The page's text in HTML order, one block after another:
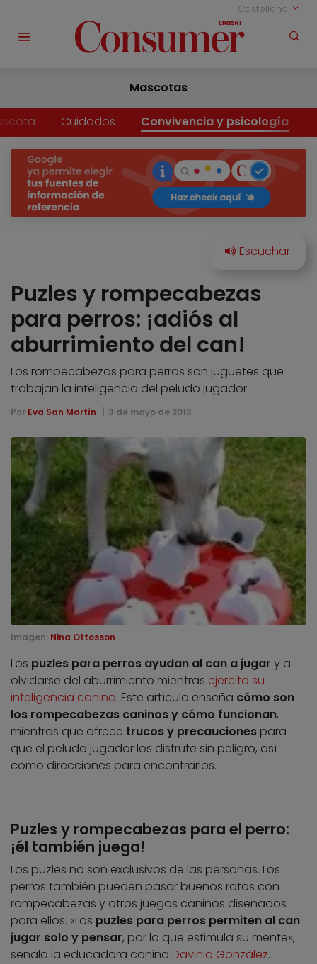
Castellano
Mascotas
Cuidados Convivencia y psicología
Puzles y rompecabezas
para perros: ¡adiós al
aburrimiento del can!
Los rompecabezas para perros son juguetes que
trabajan la inteligencia del peludo jugador
Por Eva San Martín 3 de mayo de 2013
Imagen: Nina Ottosson
Los puzles para perros ayudan al can a jugar y a
olvidarse del aburrimiento mientras ejercita su
inteligencia canina. Este artículo enseña cómo son
los rompecabezas caninos y cómo funcionan,
mientras que ofrece trucos y precauciones para
que el peludo jugador los disfrute sin peligro, así
como direcciones para encontrarlos.
Puzles y rompecabezas para el perro:
¡él también juega!
Los puzles no son exclusivos de las personas. Los
perros también pueden pasar buenos ratos con
rompecabezas y otros juegos caninos diseñados
para ellos. «Los puzles para perros permiten al can
jugar solo y pensar, por lo que estimula su mente»,
señala la educadora canina Davinia González.